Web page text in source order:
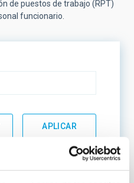
de puestos de trabajo (RPT)
funcionario.